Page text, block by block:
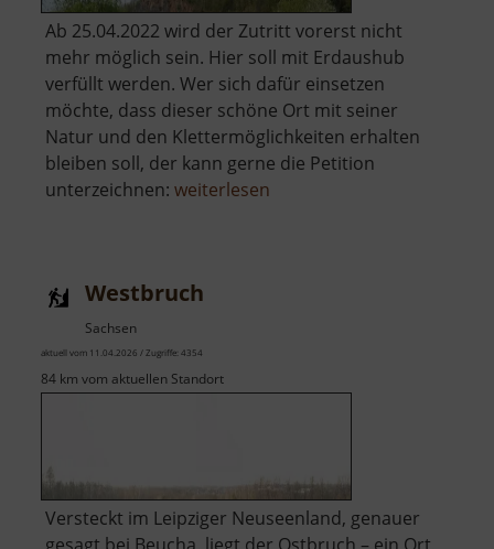
Ab 25.04.2022 wird der Zutritt vorerst nicht
mehr möglich sein. Hier soll mit Erdaushub
verfüllt werden. Wer sich dafür einsetzen
möchte, dass dieser schöne Ort mit seiner
Natur und den Klettermöglichkeiten erhalten
bleiben soll, der kann gerne die Petition
unterzeichnen: weiterlesen
Westbruch
Sachsen
aktuell vom 11.04.2026 / Zugriffe: 4354
84 km vom aktuellen Standort
Versteckt im Leipziger Neuseenland, genauer